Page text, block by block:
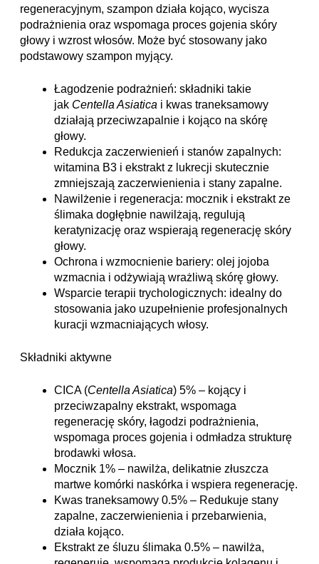
regeneracyjnym, szampon działa kojąco, wycisza
podrażnienia oraz wspomaga proces gojenia skóry
głowy i wzrost włosów. Może być stosowany jako
podstawowy szampon myjący.
Łagodzenie podrażnień: składniki takie
jak Centella Asiatica i kwas traneksamowy
działają przeciwzapalnie i kojąco na skórę
głowy.
Redukcja zaczerwienień i stanów zapalnych:
witamina B3 i ekstrakt z lukrecji skutecznie
zmniejszają zaczerwienienia i stany zapalne.
Nawilżenie i regeneracja: mocznik i ekstrakt ze
ślimaka dogłębnie nawilżają, regulują
keratynizację oraz wspierają regenerację skóry
głowy.
Ochrona i wzmocnienie bariery: olej jojoba
wzmacnia i odżywiają wrażliwą skórę głowy.
Wsparcie terapii trychologicznych: idealny do
stosowania jako uzupełnienie profesjonalnych
kuracji wzmacniających włosy.
Składniki aktywne
CICA (Centella Asiatica) 5% – kojący i
przeciwzapalny ekstrakt, wspomaga
regenerację skóry, łagodzi podrażnienia,
wspomaga proces gojenia i odmładza strukturę
brodawki włosa.
Mocznik 1% – nawilża, delikatnie złuszcza
martwe komórki naskórka i wspiera regenerację.
Kwas traneksamowy 0.5% – Redukuje stany
zapalne, zaczerwienienia i przebarwienia,
działa kojąco.
Ekstrakt ze śluzu ślimaka 0.5% – nawilża,